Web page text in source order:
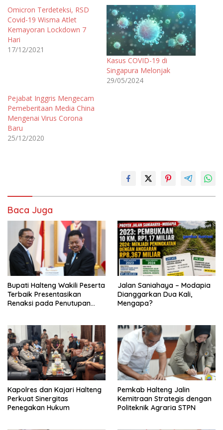
Omicron Terdeteksi, RSD
Covid-19 Wisma Atlet
Kemayoran Lockdown 7
Hari
17/12/2021
Kasus COVID-19 di
Singapura Melonjak
29/05/2024
Pejabat Inggris Mengecam
Pemeberitaan Media China
Mengenai Virus Corona
Baru
25/12/2020
Baca Juga
Bupati Halteng Wakili Peserta
Terbaik Presentasikan
Renaksi pada Penutupan
Jalan Saniahaya – Modapia
Dianggarkan Dua Kali,
Mengapa?
Kapolres dan Kajari Halteng
Perkuat Sinergitas
Penegakan Hukum
Pemkab Halteng Jalin
Kemitraan Strategis dengan
Politeknik Agraria STPN